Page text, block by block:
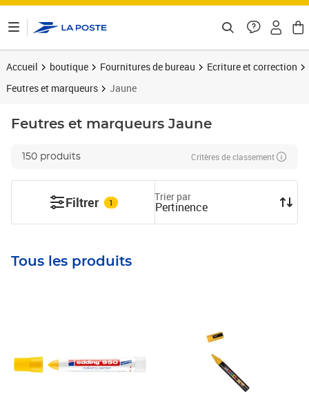
Accueil boutique Fournitures de bureau
Ecriture et correction
Feutres et marqueurs
Jaune
Feutres et marqueurs Jaune
150 produits Critères de classement
Filtrer 1 Trier par
Pertinence
Tous les produits